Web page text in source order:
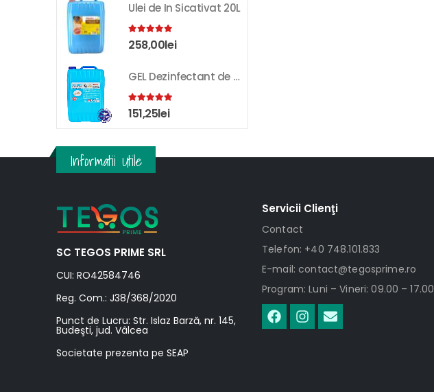
Ulei de In Sicativat 20L
5.00out of 5
258,00lei
GEL Dezinfectant de Maini K-SEPT 10L
5.00out of 5
151,25lei
Informatii Utile
SC TEGOS PRIME SRL
CUI: RO42584746
Reg. Com.: J38/368/2020
Punct de Lucru: Str. Islaz Barză, nr. 145,
Budeşti, jud. Vâlcea
Societate prezenta pe SEAP
Servicii Clienţi
Contact
Telefon: +40 748.101.833
E-mail: contact@tegosprime.ro
Program: Luni – Vineri: 09.00 – 17.00